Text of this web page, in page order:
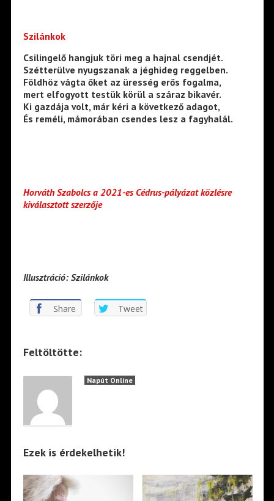
Szilánkok
Csilingelő hangjuk töri meg a hajnal csendjét.
Szétterülve nyugszanak a jéghideg reggelben.
Földhöz vágta őket az üresség erős fogalma,
mert elfogyott testük körül a száraz bikavér.
Ki gazdája volt, már kéri a következő adagot,
És reméli, mámorában csendes lesz a fagyhalál.
Horváth Szabolcs a 2021-es Cédrus-pályázat közlésre
kiválasztott szerzője
Illusztráció: Szilánkok
Share Tweet
Feltöltötte:
Napút Online
Ezek is érdekelhetik!